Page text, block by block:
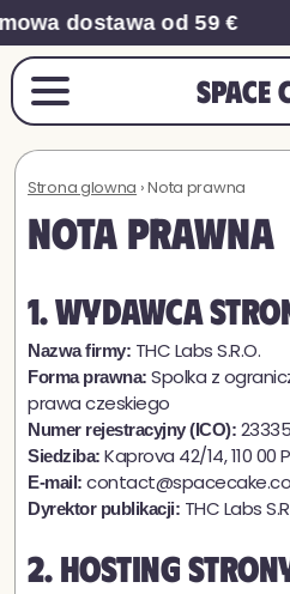
dostawa od 59 €
Space
Strona glowna › Nota prawna
Nota prawna
1. Wydawca
Nazwa firmy: THC Labs S.R.O.
Forma prawna: Spolka z
prawa czeskiego
Numer rejestracyjny (ICO):
Siedziba: Kaprova 42/14, 110 00
E-mail: contact@spacecake.co
Dyrektor publikacji: THC Labs
2. Hosting